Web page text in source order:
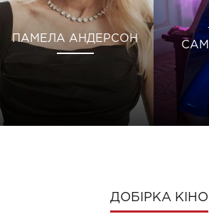
ПАМЕЛА АНДЕРСОН
ДОБІРКА КІНО